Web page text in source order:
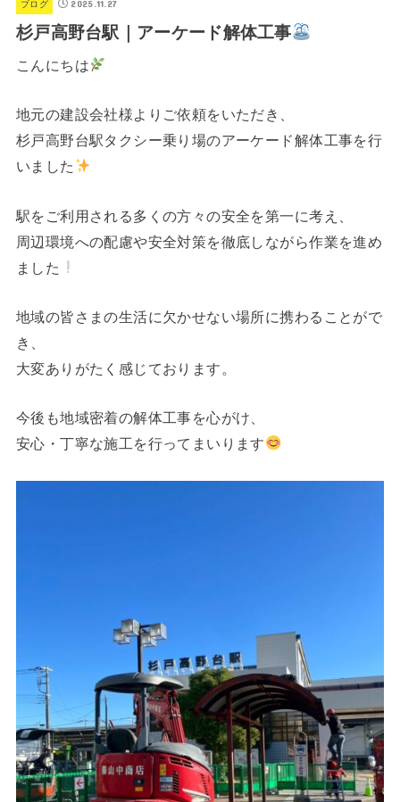
ブログ 2025.11.27
杉戸高野台駅｜アーケード解体工事
こんにちは
地元の建設会社様よりご依頼をいただき、
杉戸高野台駅タクシー乗り場のアーケード解体工事を行
いました
駅をご利用される多くの方々の安全を第一に考え、
周辺環境への配慮や安全対策を徹底しながら作業を進め
ました
地域の皆さまの生活に欠かせない場所に携わることがで
き、
大変ありがたく感じております。
今後も地域密着の解体工事を心がけ、
安心・丁寧な施工を行ってまいります